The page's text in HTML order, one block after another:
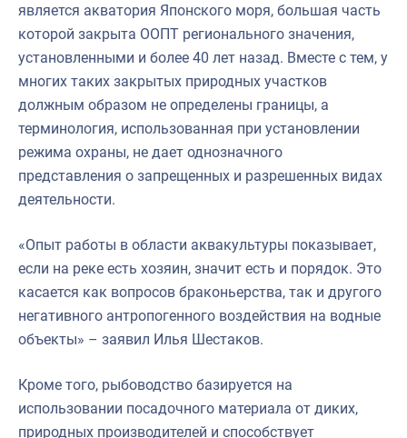
является акватория Японского моря, большая часть
которой закрыта ООПТ регионального значения,
установленными и более 40 лет назад. Вместе с тем, у
многих таких закрытых природных участков
должным образом не определены границы, а
терминология, использованная при установлении
режима охраны, не дает однозначного
представления о запрещенных и разрешенных видах
деятельности.
«Опыт работы в области аквакультуры показывает,
если на реке есть хозяин, значит есть и порядок. Это
касается как вопросов браконьерства, так и другого
негативного антропогенного воздействия на водные
объекты» – заявил Илья Шестаков.
Кроме того, рыбоводство базируется на
использовании посадочного материала от диких,
природных производителей и способствует